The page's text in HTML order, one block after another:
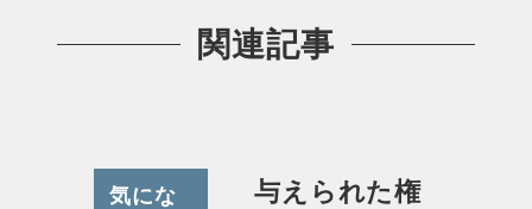
関連記事
気にな
与えられた権